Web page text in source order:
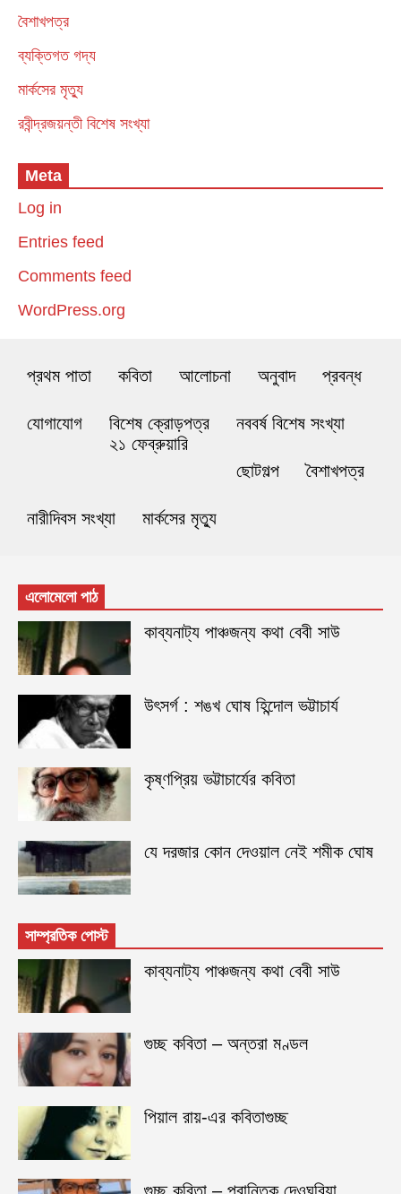
বৈশাখপত্র
ব্যক্তিগত গদ্য
মার্কসের মৃত্যু
রবীন্দ্রজয়ন্তী বিশেষ সংখ্যা
Meta
Log in
Entries feed
Comments feed
WordPress.org
প্রথম পাতা কবিতা আলোচনা অনুবাদ প্রবন্ধ
যোগাযোগ
বিশেষ ক্রোড়পত্র
২১ ফেব্রুয়ারি
নববর্ষ বিশেষ সংখ্যা
ছোটগল্প বৈশাখপত্র
নারীদিবস সংখ্যা মার্কসের মৃত্যু
এলোমেলো পাঠ
কাব্যনাট্য পাঞ্চজন্য কথা বেবী সাউ
উৎসর্গ : শঙখ ঘোষ হিন্দোল ভট্টাচার্য
কৃষ্ণপ্রিয় ভট্টাচার্যের কবিতা
যে দরজার কোন দেওয়াল নেই শমীক ঘোষ
সাম্প্রতিক পোস্ট
কাব্যনাট্য পাঞ্চজন্য কথা বেবী সাউ
গুচ্ছ কবিতা – অন্তরা মণ্ডল
পিয়াল রায়-এর কবিতাগুচ্ছ
গুচ্ছ কবিতা – প্রান্তিক দেওঘরিয়া